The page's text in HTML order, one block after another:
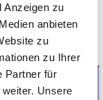
Anzeigen zu
anbieten
zu
zu Ihrer
Partner für
Unsere